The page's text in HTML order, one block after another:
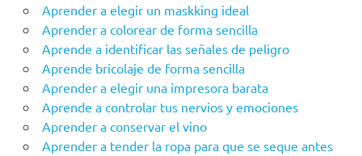
Aprender a elegir un maskking ideal
Aprender a colorear de forma sencilla
Aprende a identificar las señales de peligro
Aprende bricolaje de forma sencilla
Aprender a elegir una impresora barata
Aprende a controlar tus nervios y emociones
Aprender a conservar el vino
Aprender a tender la ropa para que se seque antes